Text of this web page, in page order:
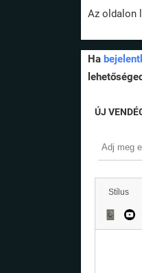
Az oldalon
Ha
ÚJ
Stílus